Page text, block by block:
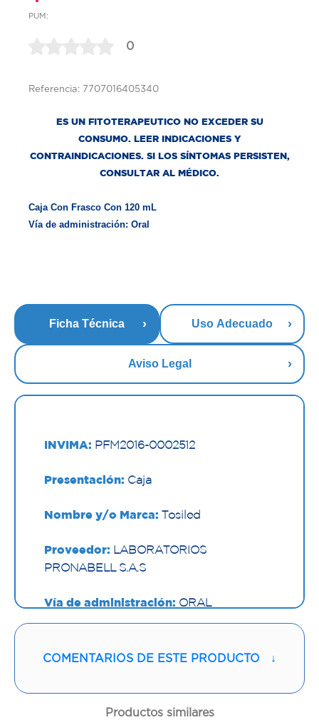
PUM:
0
Referencia: 7707016405340
ES UN FITOTERAPEUTICO NO EXCEDER SU
CONSUMO. LEER INDICACIONES Y
CONTRAINDICACIONES. SI LOS SÍNTOMAS PERSISTEN,
CONSULTAR AL MÉDICO.
Caja Con Frasco Con 120 mL
Vía de administración: Oral
Ficha Técnica Uso Adecuado
Aviso Legal
INVIMA: PFM2016-0002512
Presentación: Caja
Nombre y/o Marca: Tosiled
Proveedor: LABORATORIOS
PRONABELL S.A.S
Vía de administración: ORAL
1269475
COMENTARIOS DE ESTE PRODUCTO ↓
Productos similares